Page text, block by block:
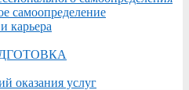
самоопределение
карьера
оказания услуг